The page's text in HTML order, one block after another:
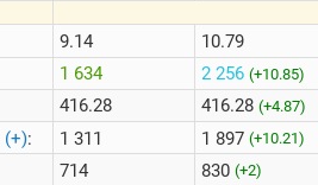
(+):
9.14
1 634
416.28
1 311
714
10.79
2 256 (+10.85)
416.28 (+4.87)
1 897 (+10.21)
830 (+2)